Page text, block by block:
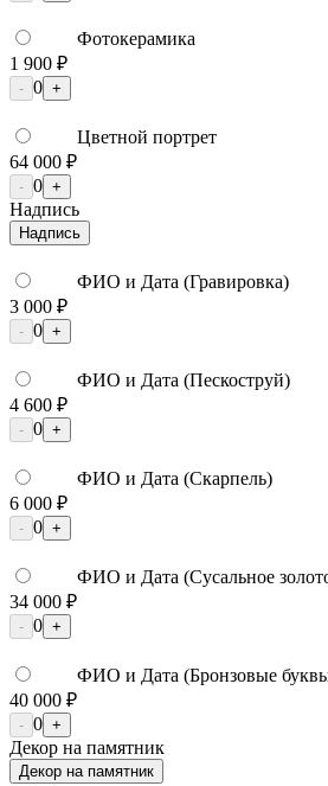
Фотокерамика
1 900 ₽
- 0 +
Цветной портрет
64 000 ₽
- 0 +
Надпись
Надпись
ФИО и Дата (Гравировка)
3 000 ₽
- 0 +
ФИО и Дата (Пескоструй)
4 600 ₽
- 0 +
ФИО и Дата (Скарпель)
6 000 ₽
- 0 +
ФИО и Дата (Сусальное
34 000 ₽
- 0 +
ФИО и Дата (Бронзовые
40 000 ₽
- 0 +
Декор на памятник
Декор на памятник